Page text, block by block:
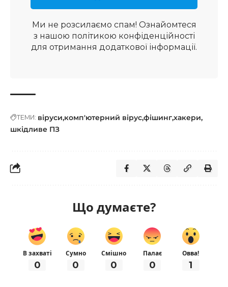
Ми не розсилаємо спам! Ознайомтеся
з нашою політикою конфіденційності
для отримання додаткової інформації.
ТЕМИ: віруси комп'ютерний вірусфішингхакери
шкідливе ПЗ
Що думаєте?
В захваті
0
Сумно
0
Смішно
0
Палає
0
Овва!
1